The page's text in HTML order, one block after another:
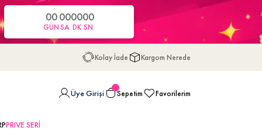
00
GÜN
00
SA
00
DK
00
SN
Kolay İade Kargom Nerede
Üye Girişi Sepetim Favorilerim
PRIVE SERİ